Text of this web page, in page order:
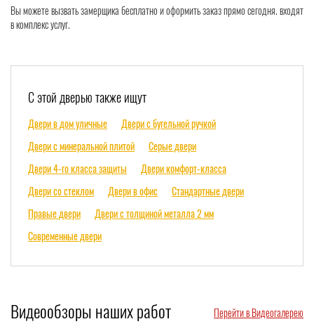
Вы можете вызвать замерщика бесплатно и оформить заказ прямо сегодня. входят
в комплекс услуг.
С этой дверью также ищут
Двери в дом уличные
Двери с бугельной ручкой
Двери с минеральной плитой
Серые двери
Двери 4-го класса защиты
Двери комфорт-класса
Двери со стеклом
Двери в офис
Стандартные двери
Правые двери
Двери с толщиной металла 2 мм
Современные двери
Видеообзоры наших работ Перейти в Видеогалерею